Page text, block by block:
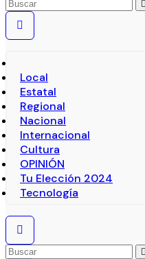
Local
Estatal
Regional
Nacional
Internacional
Cultura
OPINIÓN
Tu Elección 2024
Tecnología